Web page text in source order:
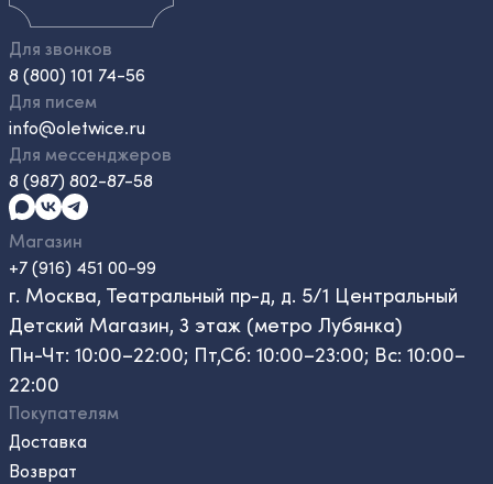
Для звонков
8 (800) 101 74-56
Для писем
info@oletwice.ru
Для мессенджеров
8 (987) 802-87-58
Магазин
+7 (916) 451 00-99
г. Москва, Театральный пр-д, д. 5/1 Центральный
Детский Магазин, 3 этаж (метро Лубянка)
Пн-Чт: 10:00–22:00; Пт,Сб: 10:00–23:00; Вс: 10:00–
22:00
Покупателям
Доставка
Возврат